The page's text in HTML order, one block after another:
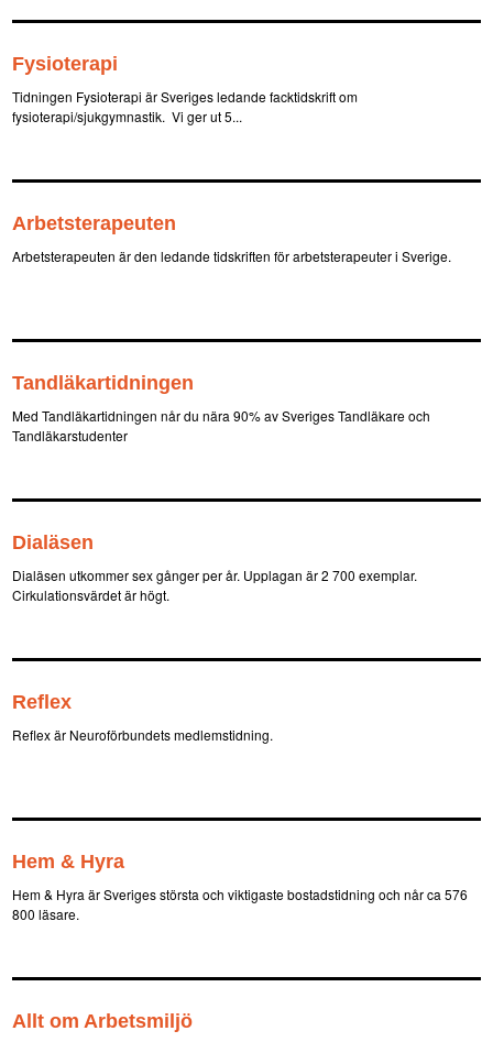
Fysioterapi
Tidningen Fysioterapi är Sveriges ledande facktidskrift om
fysioterapi/sjukgymnastik. Vi ger ut 5...
Arbetsterapeuten
Arbetsterapeuten är den ledande tidskriften för arbetsterapeuter i Sverige.
Tandläkartidningen
Med Tandläkartidningen når du nära 90% av Sveriges Tandläkare och
Tandläkarstudenter
Dialäsen
Dialäsen utkommer sex gånger per år. Upplagan är 2 700 exemplar.
Cirkulationsvärdet är högt.
Reflex
Reflex är Neuroförbundets medlemstidning.
Hem & Hyra
Hem & Hyra är Sveriges största och viktigaste bostadstidning och når ca 576
800 läsare.
Allt om Arbetsmiljö